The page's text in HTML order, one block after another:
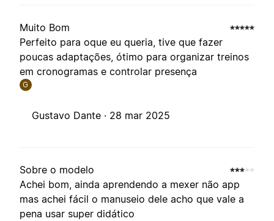
Muito Bom
Perfeito para oque eu queria, tive que fazer
poucas adaptações, ótimo para organizar treinos
em cronogramas e controlar presença
G
Gustavo Dante · 28 mar 2025
Sobre o modelo
Achei bom, ainda aprendendo a mexer não app
mas achei fácil o manuseio dele acho que vale a
pena usar super didático